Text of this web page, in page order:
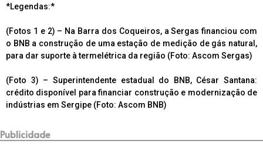
*Legendas:*
(Fotos 1 e 2) – Na Barra dos Coqueiros, a Sergas financiou com
o BNB a construção de uma estação de medição de gás natural,
para dar suporte à termelétrica da região (Foto: Ascom Sergas)
(Foto 3) – Superintendente estadual do BNB, César Santana:
crédito disponível para financiar construção e modernização de
indústrias em Sergipe (Foto: Ascom BNB)
Publicidade